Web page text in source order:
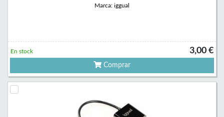
Marca: iggual
3,00 €
En stock
Comprar